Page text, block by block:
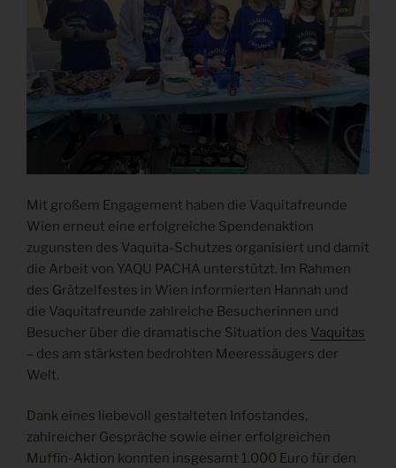
Mit großem Engagement haben die Vaquitafreunde
Wien erneut eine erfolgreiche Spendenaktion
zugunsten des Vaquita-Schutzes organisiert und damit
die Arbeit von YAQU PACHA unterstützt. Im Rahmen
des Grätzelfestes in Wien informierten Hannah und
die Vaquitafreunde zahlreiche Besucherinnen und
Besucher über die dramatische Situation des Vaquitas
– des am stärksten bedrohten Meeressäugers der
Welt.
Dank eines liebevoll gestalteten Infostandes,
zahlreicher Gespräche sowie einer erfolgreichen
Muffin-Aktion konnten insgesamt 1.000 Euro für den